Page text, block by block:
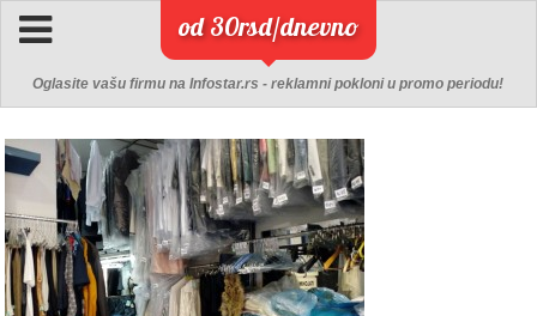
od 30rsd/dnevno
Oglasite vašu firmu na Infostar.rs - reklamni pokloni u promo periodu!